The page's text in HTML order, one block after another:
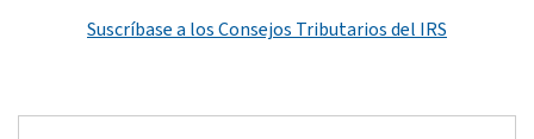
Suscríbase a los Consejos Tributarios del IRS